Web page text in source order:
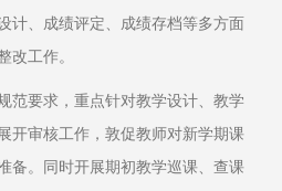
计、成绩评定、成绩存档等多方面
改工作。
范要求，重点针对教学设计、教学
开审核工作，敦促教师对新学期课
备。同时开展期初教学巡课、查课